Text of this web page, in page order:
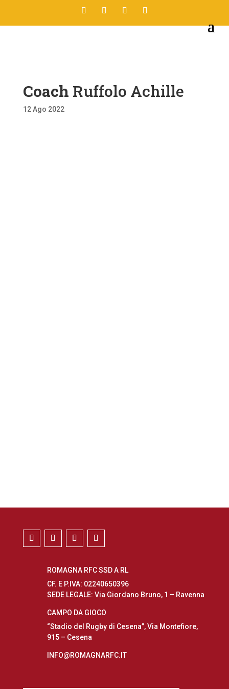
Coach Ruffolo Achille
12 Ago 2022
ROMAGNA RFC SSD A RL
CF. E P.IVA: 02240650396
SEDE LEGALE: Via Giordano Bruno, 1 – Ravenna
CAMPO DA GIOCO
“Stadio del Rugby di Cesena”, Via Montefiore,
915 – Cesena
INFO@ROMAGNARFC.IT